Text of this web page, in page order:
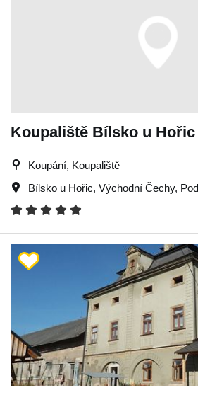
Koupaliště Bílsko u Hořic
Koupání, Koupaliště
Bílsko u Hořic, Východní Čechy,